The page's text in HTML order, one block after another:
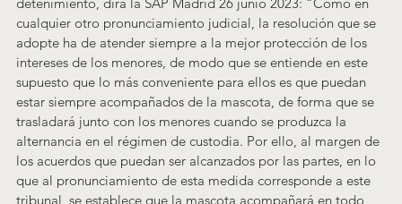
cualquier otro pronunciamiento judicial, la resolución que se
adopte ha de atender siempre a la mejor protección de los
intereses de los menores, de modo que se entiende en este
supuesto que lo más conveniente para ellos es que puedan
estar siempre acompañados de la mascota, de forma que se
trasladará junto con los menores cuando se produzca la
alternancia en el régimen de custodia. Por ello, al margen de
los acuerdos que puedan ser alcanzados por las partes, en lo
que al pronunciamiento de esta medida corresponde a este
tribunal, se establece que la mascota acompañará en todo